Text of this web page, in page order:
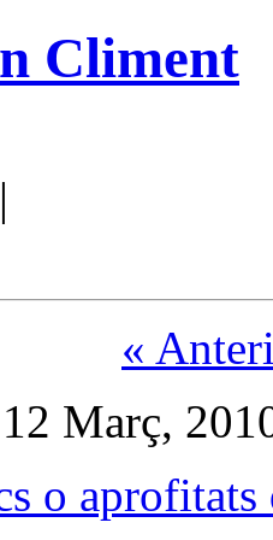
Climent
|
«
12 Març,
o aprofitats